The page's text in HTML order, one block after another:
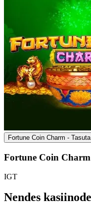
Fortune Coin Charm -
Fortune Coin Charm
IGT
Nendes